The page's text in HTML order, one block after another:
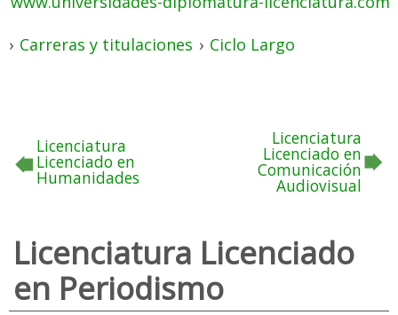
› Carreras y titulaciones › Ciclo Largo
Licenciatura
Licenciado en
Humanidades
Licenciatura
Licenciado en
Comunicación
Audiovisual
Licenciatura Licenciado
en Periodismo